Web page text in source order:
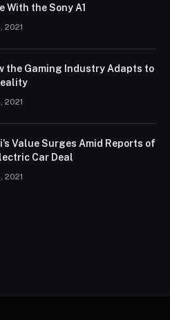
With the Sony A1
2021
the Gaming Industry Adapts to
2021
Value Surges Amid Reports of
Car Deal
2021